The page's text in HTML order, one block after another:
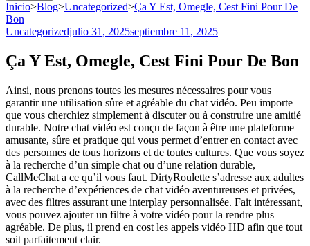
Inicio>Blog>Uncategorized>Ça Y Est, Omegle, Cest Fini Pour De
Bon
Uncategorizedjulio 31, 2025septiembre 11, 2025
Ça Y Est, Omegle, Cest Fini Pour De Bon
Ainsi, nous prenons toutes les mesures nécessaires pour vous
garantir une utilisation sûre et agréable du chat vidéo. Peu importe
que vous cherchiez simplement à discuter ou à construire une amitié
durable. Notre chat vidéo est conçu de façon à être une plateforme
amusante, sûre et pratique qui vous permet d’entrer en contact avec
des personnes de tous horizons et de toutes cultures. Que vous soyez
à la recherche d’un simple chat ou d’une relation durable,
CallMeChat a ce qu’il vous faut. DirtyRoulette s’adresse aux adultes
à la recherche d’expériences de chat vidéo aventureuses et privées,
avec des filtres assurant une interplay personnalisée. Fait intéressant,
vous pouvez ajouter un filtre à votre vidéo pour la rendre plus
agréable. De plus, il prend en cost les appels vidéo HD afin que tout
soit parfaitement clair.